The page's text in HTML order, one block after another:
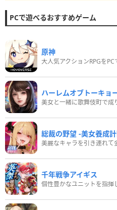
PCで遊べるおすすめゲーム
原神
大人気アクションRPGをPC
ハーレムオブトーキョ
美女と一緒に歌舞伎町で成
総裁の野望 -美女養成
美麗なキャラを引き連れて
千年戦争アイギス
個性豊かなユニットを指揮